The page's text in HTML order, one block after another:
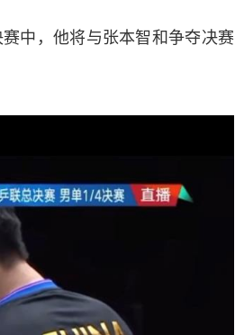
中，他将与张本智和争夺决赛